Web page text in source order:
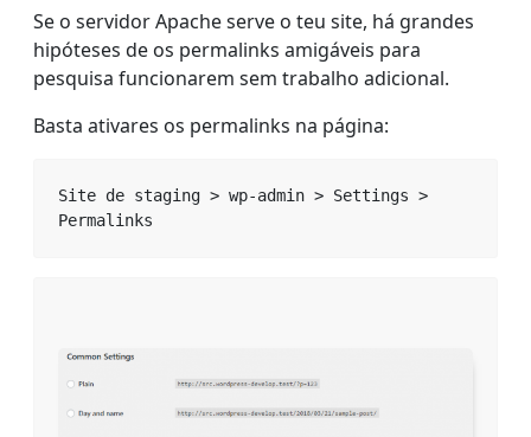
Se o servidor Apache serve o teu site, há grandes
hipóteses de os permalinks amigáveis para
pesquisa funcionarem sem trabalho adicional.
Basta ativares os permalinks na página:
Site de staging > wp-admin > Settings >
Permalinks